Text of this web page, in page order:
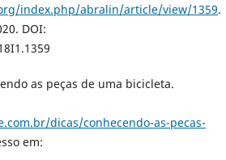
index.php/abralin/article/view/1359.
DOI:
as peças de uma bicicleta.
dicas/conhecendo-as-pecas-
em: